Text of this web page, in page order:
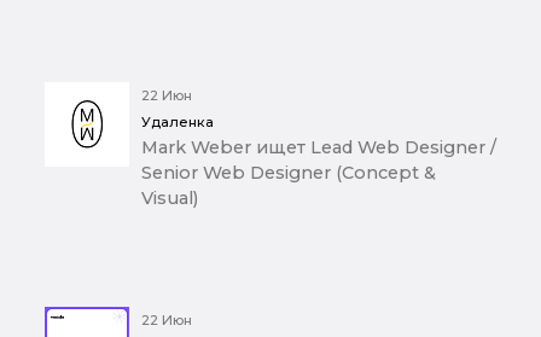
22 Июн
Удаленка
Mark Weber ищет Lead Web Designer /
Senior Web Designer (Concept &
Visual)
22 Июн